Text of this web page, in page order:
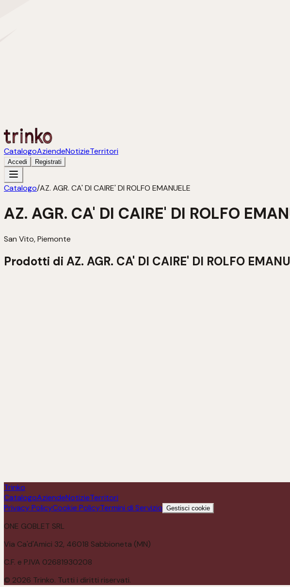
CatalogoAziendeNotizieTerritori
Accedi Registrati
Catalogo/AZ. AGR. CA' DI CAIRE' DI ROLFO EMANUELE
AZ. AGR. CA' DI CAIRE' DI ROLFO
San Vito, Piemonte
Prodotti di AZ. AGR. CA' DI CAIRE' DI ROLFO
Trinko
CatalogoAziendeNotizieTerritori
Privacy PolicyCookie PolicyTermini di Servizio Gestisci cookie
ONE GOBLET SRL
Via Ca'd'Amici 32, 46018 Sabbioneta (MN)
C.F. e P.IVA 02681930208
© 2026 Trinko. Tutti i diritti riservati.